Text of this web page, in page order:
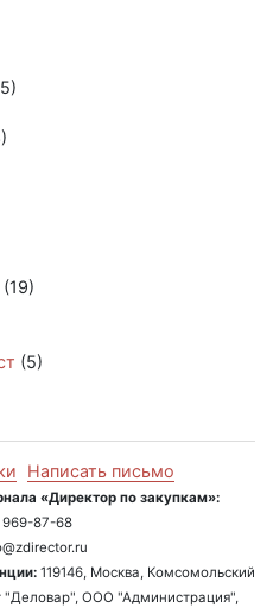
(19)
(5)
Написать письмо
«Директор по закупкам»:
969-87-68
119146, Москва, Комсомольский
"Деловар", ООО "Администрация",